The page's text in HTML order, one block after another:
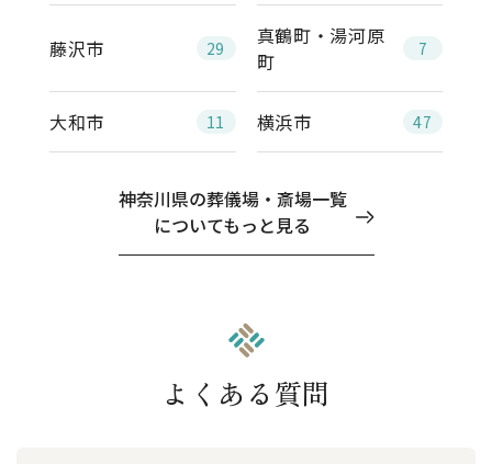
藤沢市 29
真鶴町・湯河原
町
7
大和市 11 横浜市 47
神奈川県の葬儀場・斎場一覧
についてもっと見る
よくある質問